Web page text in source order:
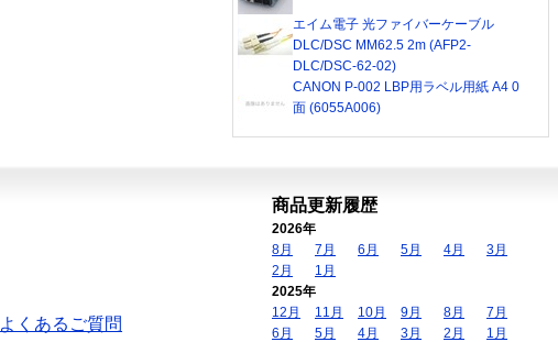
エイム電子 光ファイバーケーブル
DLC/DSC MM62.5 2m (AFP2-
DLC/DSC-62-02)
CANON P-002 LBP用ラベル用紙 A4 0
面 (6055A006)
よくあるご質問
商品更新履歴
2026年
8月
7月 6月 5月 4月
3月
2月
1月
2025年
12月
11月 10月 9月 8月
7月
6月
5月 4月 3月 2月
1月